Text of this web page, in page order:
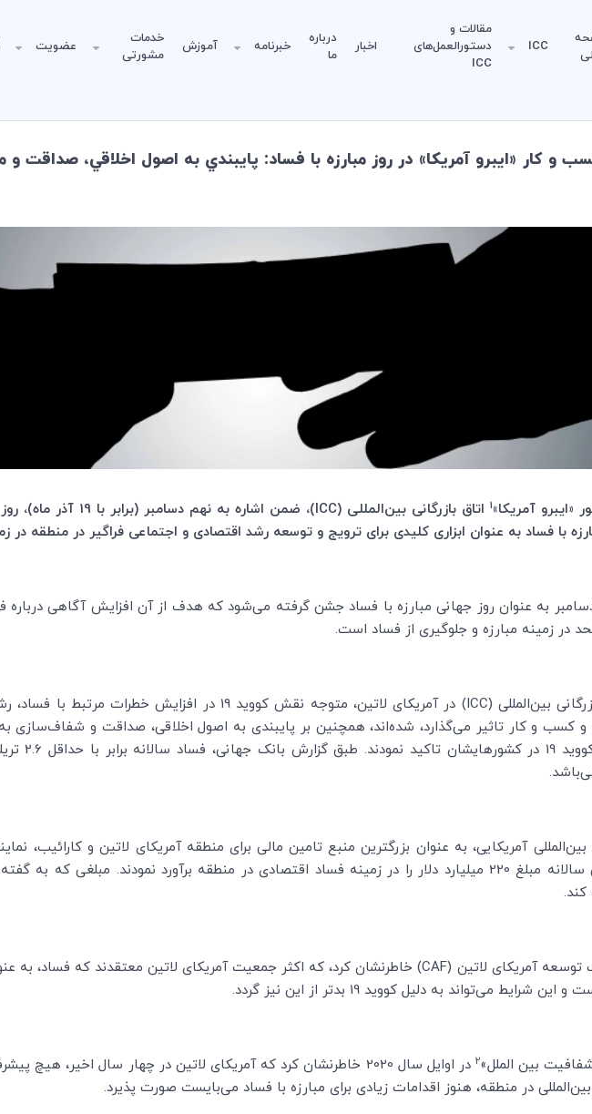
ICC
مقالات و
دستورالعمل‌های
ICC
اخبار
درباره
ما
خبرنامه آموزش
خدمات
مشورتی
عضویت
كار «ايبرو آمريكا» در روز مبارزه با فساد: پايبندي به اصول اخلاقي، صداقت و
1 اتاق بازرگانی بین‌المللی (ICC
)، ضمن اشاره به نهم
فساد به عنوان ابزاری کلیدی برای ترویج و توسعه رشد اقتصادی و اجتماعی فراگیر در منطقه در زمان شیوع
در زمینه مبارزه و جلوگیری از فساد است.
بین‌المللی (ICC
) در آمریکای لاتین، متوجه نقش کووید 19 در افزایش
کسب و کار تاثیر می‌گذارد، شده‌اند، همچنین بر پایبندی به اصول اخلاقی، صداقت و شفاف‌سازی
آمریکایی، به عنوان بزرگترین منبع تامین مالی برای منطقه آمریکای لاتین و کارائیب،
اتاق بازرگانی بین‌المللی سالانه مبلغ 220 میلیارد دلار را در زمینه فساد اقتصادی در منطقه برآورد نمودند.
کند.
توسعه آمریکای لاتین (CAF
می‌تواند به دلیل کووید 19 بدتر از این نیز گردد.
بین الملل»2در اوایل سال 2020 خاطرنشان کرد که آمریکای لاتین در چهار سال اخیر، هیچ پیشرفتی نداشته است و به نقل از کمیته
در منطقه، هنوز اقدامات زیادی برای مبارزه با فساد می‌بایست صورت پذیرد.